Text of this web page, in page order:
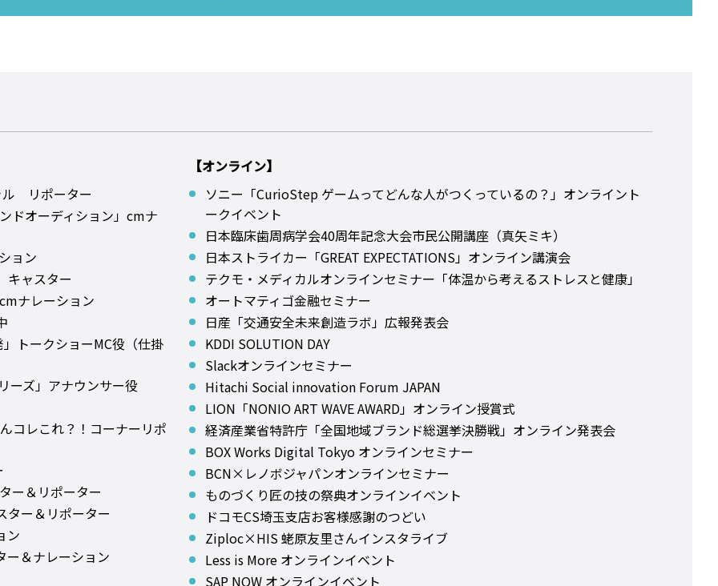
ル リポーター
ドオーディション」cmナ
ョン
キャスター
ナレーション
トークショーMC役（仕掛
ーズ」アナウンサー役
コレこれ？！コーナーリポ
ー＆リポーター
ター＆リポーター
ン
ー＆ナレーション
【オンライン】
ソニー「CurioStep ゲームってどんな人がつくっているの？」オンライント
ークイベント
日本臨床歯周病学会40周年記念大会市民公開講座（真矢ミキ）
日本ストライカー「GREAT EXPECTATIONS」オンライン講演会
テクモ・メディカルオンラインセミナー「体温から考えるストレスと健康」
オートマティゴ金融セミナー
日産「交通安全未来創造ラボ」広報発表会
KDDI SOLUTION DAY
Slackオンラインセミナー
Hitachi Social innovation Forum JAPAN
LION「NONIO ART WAVE AWARD」オンライン授賞式
経済産業省特許庁「全国地域ブランド総選挙決勝戦」オンライン発表会
BOX Works Digital Tokyo オンラインセミナー
BCN×レノボジャパンオンラインセミナー
ものづくり匠の技の祭典オンラインイベント
ドコモCS埼玉支店お客様感謝のつどい
Ziploc×HIS 蛯原友里さんインスタライブ
Less is More オンラインイベント
SAP NOW オンラインイベント